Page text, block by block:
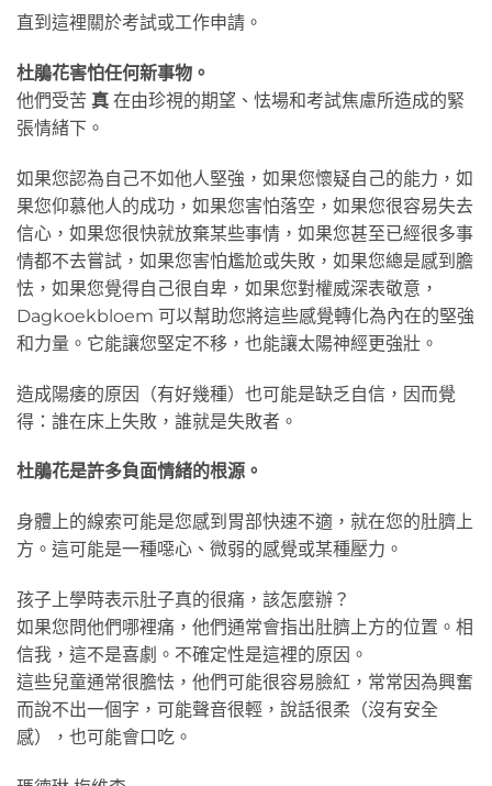
直到這裡關於考試或工作申請。
杜鵑花害怕任何新事物。
他們受苦 真 在由珍視的期望、怯場和考試焦慮所造成的緊
張情緒下。
如果您認為自己不如他人堅強，如果您懷疑自己的能力，如
果您仰慕他人的成功，如果您害怕落空，如果您很容易失去
信心，如果您很快就放棄某些事情，如果您甚至已經很多事
情都不去嘗試，如果您害怕尷尬或失敗，如果您總是感到膽
怯，如果您覺得自己很自卑，如果您對權威深表敬意，
Dagkoekbloem 可以幫助您將這些感覺轉化為內在的堅強
和力量。它能讓您堅定不移，也能讓太陽神經更強壯。
造成陽痿的原因（有好幾種）也可能是缺乏自信，因而覺
得：誰在床上失敗，誰就是失敗者。
杜鵑花是許多負面情緒的根源。
身體上的線索可能是您感到胃部快速不適，就在您的肚臍上
方。這可能是一種噁心、微弱的感覺或某種壓力。
孩子上學時表示肚子真的很痛，該怎麼辦？
如果您問他們哪裡痛，他們通常會指出肚臍上方的位置。相
信我，這不是喜劇。不確定性是這裡的原因。
這些兒童通常很膽怯，他們可能很容易臉紅，常常因為興奮
而說不出一個字，可能聲音很輕，說話很柔（沒有安全
感），也可能會口吃。